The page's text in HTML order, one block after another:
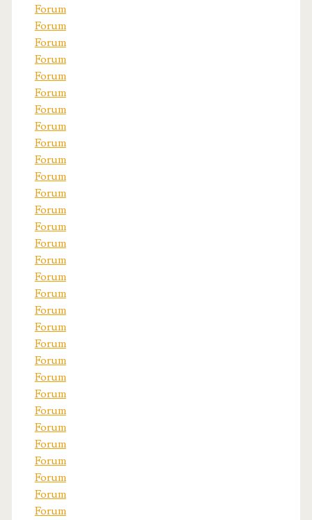
Forum
Forum
Forum
Forum
Forum
Forum
Forum
Forum
Forum
Forum
Forum
Forum
Forum
Forum
Forum
Forum
Forum
Forum
Forum
Forum
Forum
Forum
Forum
Forum
Forum
Forum
Forum
Forum
Forum
Forum
Forum